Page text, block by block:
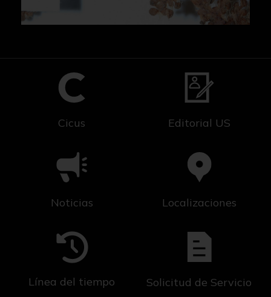
Cicus Editorial US
Noticias Localizaciones
Línea del tiempo Solicitud de Servicio